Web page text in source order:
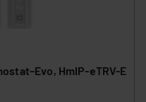
HmIP-eTRV-E